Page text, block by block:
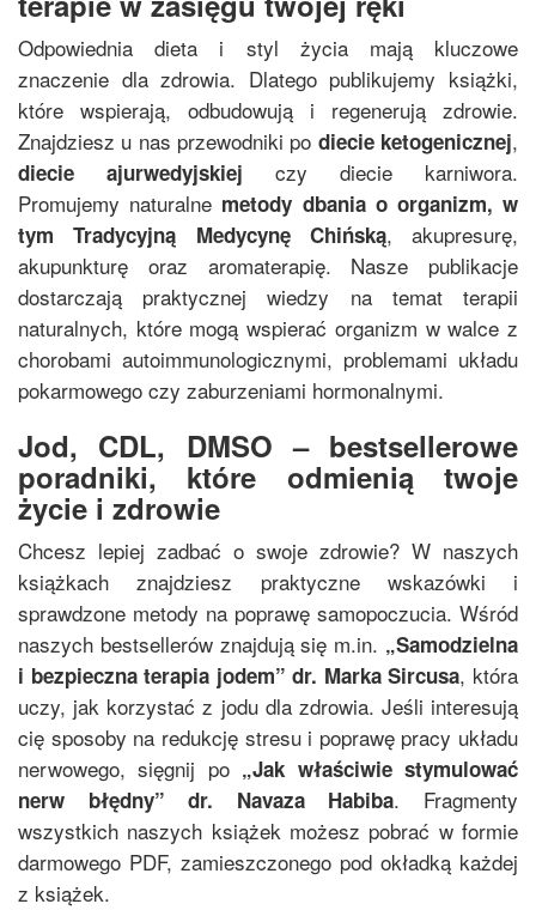
Odpowiednia dieta i styl życia mają kluczowe
znaczenie dla zdrowia. Dlatego publikujemy książki,
które wspierają, odbudowują i regenerują zdrowie.
Znajdziesz u nas przewodniki po diecie ketogenicznej,
diecie ajurwedyjskiej czy diecie karniwora.
Promujemy naturalne metody dbania o organizm, w
tymTradycyjną Medycynę Chińską, akupresurę,
akupunkturę oraz aromaterapię. Nasze publikacje
dostarczają praktycznej wiedzy na temat terapii
naturalnych, które mogą wspierać organizm w walce z
chorobami autoimmunologicznymi, problemami układu
pokarmowego czy zaburzeniami hormonalnymi.
Jod, CDL, DMSO – bestsellerowe
poradniki, które odmienią twoje
życie i zdrowie
Chcesz lepiej zadbać o swoje zdrowie? W naszych
książkach znajdziesz praktyczne wskazówki i
sprawdzone metody na poprawę samopoczucia. Wśród
naszych bestsellerów znajdują się m.in. „Samodzielna
i bezpieczna terapia jodem”dr. Marka Sircusa, która
uczy, jak korzystać z jodu dla zdrowia. Jeśli interesują
cię sposoby na redukcję stresu i poprawę pracy układu
nerwowego, sięgnij po „Jak właściwie stymulować
nerw błędny”dr. Navaza Habiba. Fragmenty
wszystkich naszych książek możesz pobrać w formie
darmowego PDF, zamieszczonego pod okładką każdej
z książek.